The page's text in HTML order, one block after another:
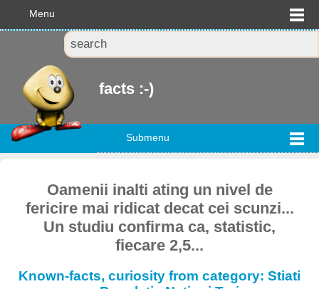
Menu
facts :-)
Submenu
Oamenii inalti ating un nivel de
fericire mai ridicat decat cei scunzi...
Un studiu confirma ca, statistic,
fiecare 2,5...
Known-facts, curiosity from category: Stiati